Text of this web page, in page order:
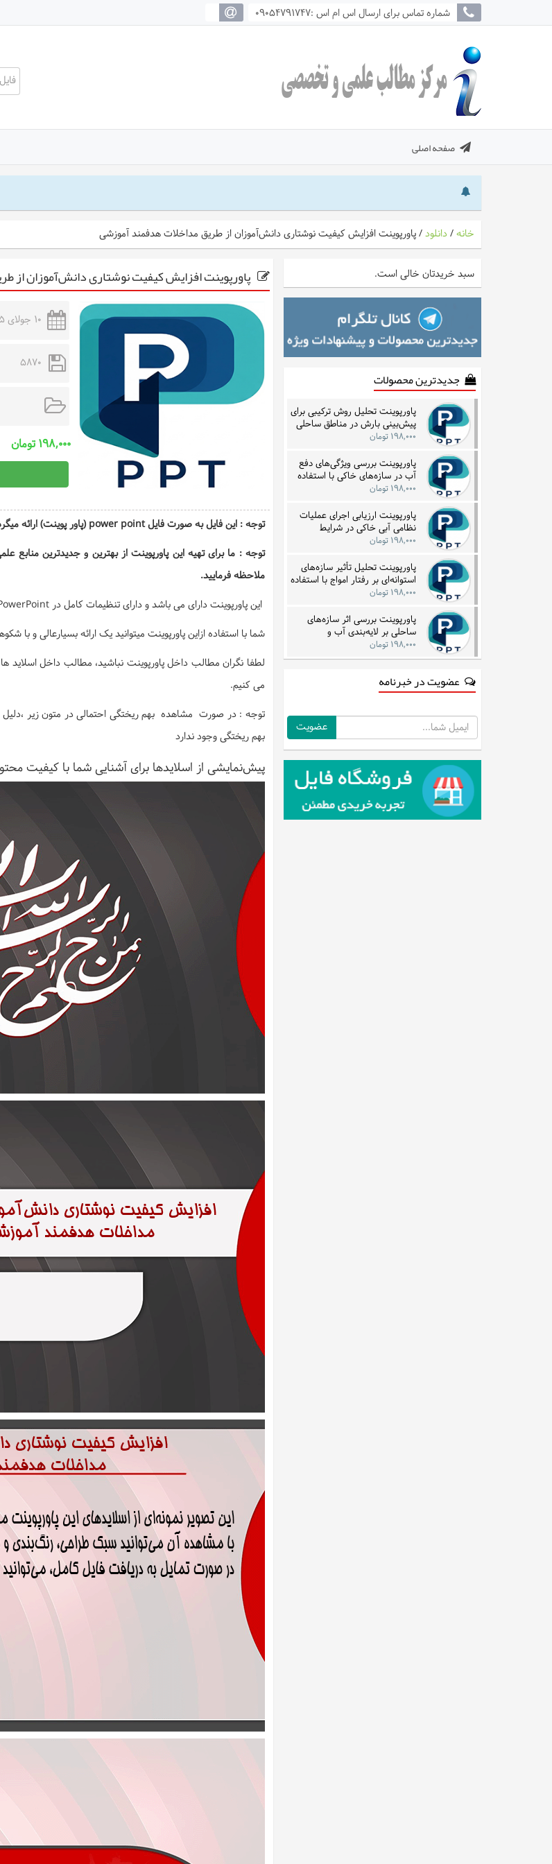
شماره تماس برای ارسال اس ام اس :09054791747
صفحه اصلی
خانه/ دانلود/پاورپوینت افزایش کیفیت نوشتاری دانش‌آموزان از طریق مداخلات هدفمند آموزشی
پاورپوینت افزایش کیفیت نوشتاری دانش‌آموزان از
10 جولای 2025
5870
۱۹۸,۰۰۰ تومان
توجه : این فایل به صورت فایل power point (پاور پوینت) ارائه میگردد
توجه : ما برای تهیه این پاورپوینت از بهترین و جدیدترین
ملاحظه فرمایید.
این پاورپوینت دارای می باشد و دارای تنظیمات کامل در PowerPoint می باشد و آماده ارائه یا چاپ است
شما با استفاده ازاین پاورپوینت میتوانید یک ارائه بسیارعالی و
لطفا نگران مطالب داخل پاورپوینت نباشید، مطالب داخل اسلاید
می کنیم.
توجه : در صورت مشاهده بهم ریختگی احتمالی در متون زیر
بهم ریختگی وجود ندارد
پیش‌نمایشی از اسلایدها برای آشنایی شما با کیفیت
سبد خریدتان خالی است.
جدیدترین محصولات
پاورپوینت تحلیل روش ترکیبی برای
پیش‌بینی بارش در مناطق ساحلی
با بهره‌گیری از داده‌های زمانی
۱۹۸,۰۰۰ تومان
پاورپوینت بررسی ویژگی‌های دفع
آب در سازه‌های خاکی با استفاده
از فناوری‌های زیرسطحی
۱۹۸,۰۰۰ تومان
پاورپوینت ارزیابی اجرای عملیات
نظامی آبی خاکی در شرایط
نامساعد جوی و دریایی با تمرکز بر
۱۹۸,۰۰۰ تومان
پاورپوینت تحلیل تأثیر سازه‌های
استوانه‌ای بر رفتار امواج با استفاده
از مدل‌سازی گردابه‌ای
۱۹۸,۰۰۰ تومان
پاورپوینت بررسی اثر سازه‌های
ساحلی بر لایه‌بندی آب و
جریان‌های دریایی در مناطق شرقی
۱۹۸,۰۰۰ تومان
عضویت در خبرنامه
ایمیل